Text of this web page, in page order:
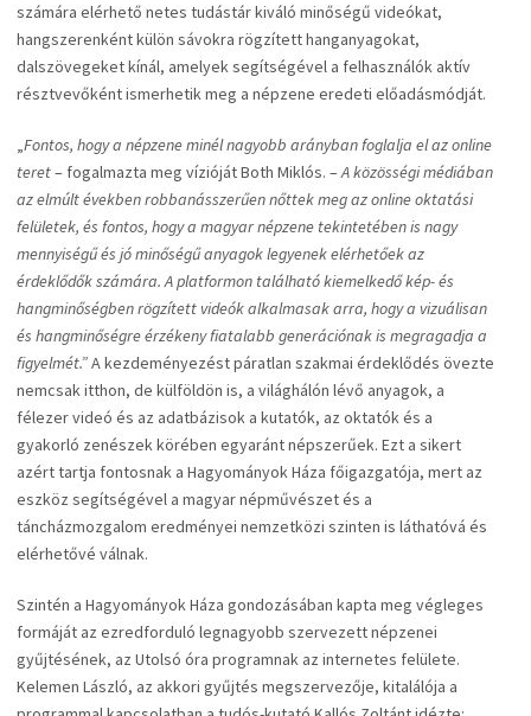
számára elérhető netes tudástár kiváló minőségű videókat,
hangszerenként külön sávokra rögzített hanganyagokat,
dalszövegeket kínál, amelyek segítségével a felhasználók aktív
résztvevőként ismerhetik meg a népzene eredeti előadásmódját.
„Fontos, hogy a népzene minél nagyobb arányban foglalja el az online
teret– fogalmazta meg vízióját Both Miklós. –A közösségi médiában
az elmúlt években robbanásszerűen nőttek meg az online oktatási
felületek, és fontos, hogy a magyar népzene tekintetében is nagy
mennyiségű és jó minőségű anyagok legyenek elérhetőek az
érdeklődők számára. A platformon található kiemelkedő kép- és
hangminőségben rögzített videók alkalmasak arra, hogy a vizuálisan
és hangminőségre érzékeny fiatalabb generációnak is megragadja a
figyelmét.”A kezdeményezést páratlan szakmai érdeklődés övezte
nemcsak itthon, de külföldön is, a világhálón lévő anyagok, a
félezer videó és az adatbázisok a kutatók, az oktatók és a
gyakorló zenészek körében egyaránt népszerűek. Ezt a sikert
azért tartja fontosnak a Hagyományok Háza főigazgatója, mert az
eszköz segítségével a magyar népművészet és a
táncházmozgalom eredményei nemzetközi szinten is láthatóvá és
elérhetővé válnak.
Szintén a Hagyományok Háza gondozásában kapta meg végleges
formáját az ezredforduló legnagyobb szervezett népzenei
gyűjtésének, az Utolsó óra programnak az internetes felülete.
Kelemen László, az akkori gyűjtés megszervezője, kitalálója a